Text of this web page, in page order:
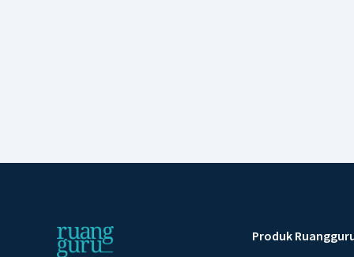
Produk